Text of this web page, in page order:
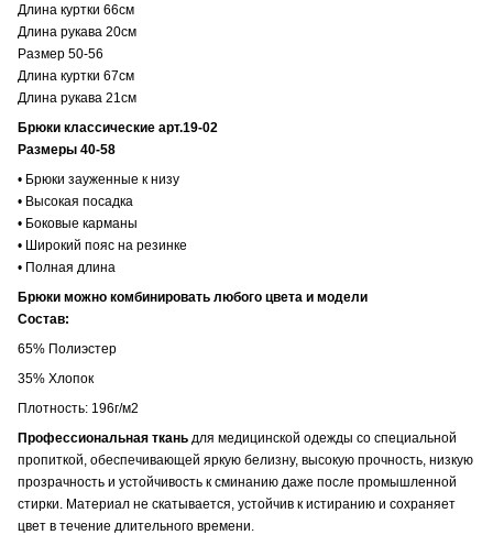
Длина куртки 66см
Длина рукава 20см
Размер 50-56
Длина куртки 67см
Длина рукава 21см
Брюки классические арт.19-02
Размеры 40-58
• Брюки зауженные к низу
• Высокая посадка
• Боковые карманы
• Широкий пояс на резинке
• Полная длина
Брюки можно комбинировать любого цвета и модели
Состав:
65% Полиэстер
35% Хлопок
Плотность: 196г/м2
Профессиональная ткань для медицинской одежды со специальной
пропиткой, обеспечивающей яркую белизну, высокую прочность, низкую
прозрачность и устойчивость к сминанию даже после промышленной
стирки. Материал не скатывается, устойчив к истиранию и сохраняет
цвет в течение длительного времени.